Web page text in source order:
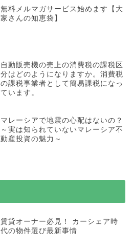
無料メルマガサービス始めます【大
家さんの知恵袋】
自動販売機の売上の消費税の課税区
分はどのようになりますか。消費税
の課税事業者として簡易課税になっ
ています。
マレーシアで地震の心配はないの？
～実は知られていないマレーシア不
動産投資の魅力～
賃貸オーナー必見！ カーシェア時
代の物件選び最新事情